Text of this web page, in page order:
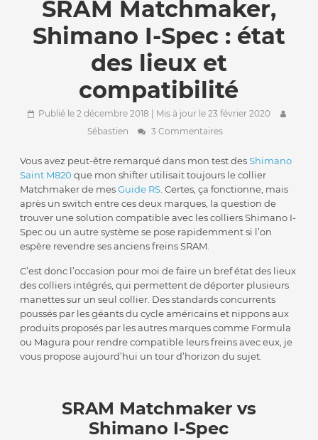
SRAM Matchmaker,
Shimano I-Spec : état
des lieux et
compatibilité
Publié le 2 décembre 2018 | Mis à jour le 23 février 2020
Sébastien
3 Commentaires
Vous avez peut-être remarqué dans mon test desShimano
Saint M820 que mon shifter utilisait toujours le collier
Matchmaker de mesGuide RS. Certes, ça fonctionne, mais
après un switch entre ces deux marques, la question de
trouver une solution compatible avec les colliers Shimano I-
Spec ou un autre système se pose rapidemment si l’on
espère revendre ses anciens freins SRAM.
C’est donc l’occasion pour moi de faire un bref état des lieux
des colliers intégrés, qui permettent de déporter plusieurs
manettes sur un seul collier. Des standards concurrents
poussés par les géants du cycle américains et nippons aux
produits proposés par les autres marques comme Formula
ou Magura pour rendre compatible leurs freins avec eux, je
vous propose aujourd’hui un tour d’horizon du sujet.
SRAM Matchmaker vs
Shimano I-Spec